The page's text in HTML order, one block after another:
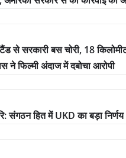
से सरकारी बस चोरी, 18
ने फिल्मी अंदाज में दबोचा आरोपी
संगठन हित में UKD का बड़ा निर्णय